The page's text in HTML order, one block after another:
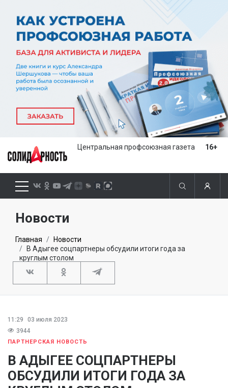
Центральная профсоюзная газета 16+
Новости
Главная
Новости
В Адыгее соцпартнеры обсудили итоги года за
круглым столом
11:29
03 июля 2023
3944
ПАРТНЕРСКАЯ НОВОСТЬ
В АДЫГЕЕ СОЦПАРТНЕРЫ
ОБСУДИЛИ ИТОГИ ГОДА ЗА